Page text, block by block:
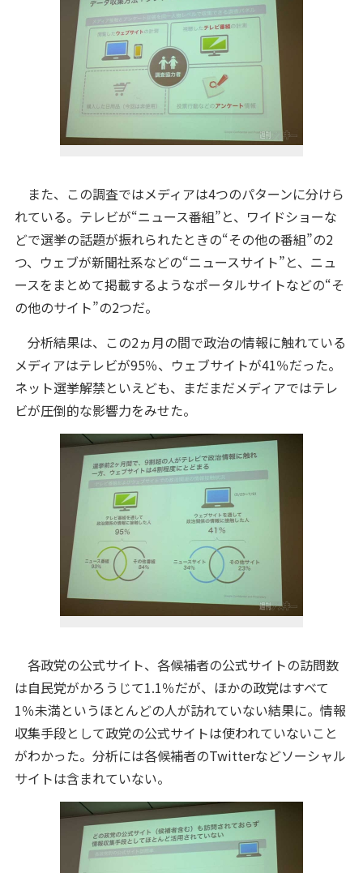
また、この調査ではメディアは4つのパターンに分けら
れている。テレビが“ニュース番組”と、ワイドショーな
どで選挙の話題が振れられたときの“その他の番組”の2
つ、ウェブが新聞社系などの“ニュースサイト”と、ニュ
ースをまとめて掲載するようなポータルサイトなどの“そ
の他のサイト”の2つだ。
分析結果は、この2ヵ月の間で政治の情報に触れている
メディアはテレビが95％、ウェブサイトが41％だった。
ネット選挙解禁といえども、まだまだメディアではテレ
ビが圧倒的な影響力をみせた。
各政党の公式サイト、各候補者の公式サイトの訪問数
は自民党がかろうじて1.1％だが、ほかの政党はすべて
1％未満というほとんどの人が訪れていない結果に。情報
収集手段として政党の公式サイトは使われていないこと
がわかった。分析には各候補者のTwitterなどソーシャル
サイトは含まれていない。